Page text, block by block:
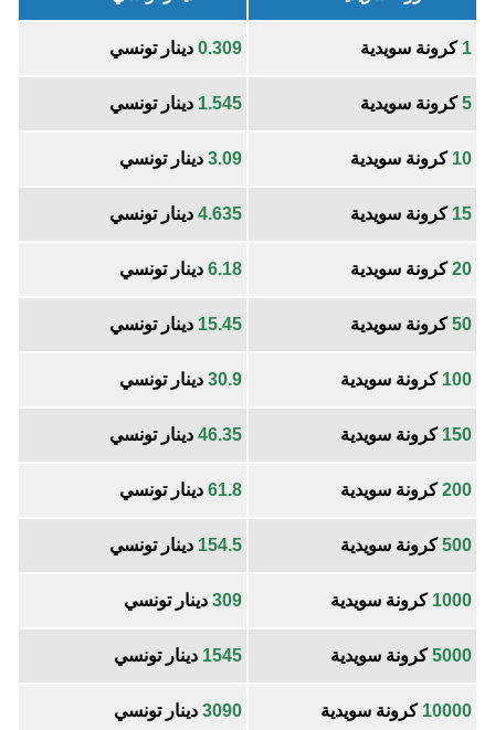
1 كرونة سويدية 0.309 دينار تونسي
5كرونة سويدية 1.545 دينار تونسي
10 كرونة سويدية 3.09 دينار تونسي
15 كرونة سويدية 4.635 دينار تونسي
20كرونة سويدية 6.18 دينار تونسي
50كرونة سويدية 15.45 دينار تونسي
100 كرونة سويدية 30.9 دينار تونسي
150 كرونة سويدية 46.35 دينار تونسي
200كرونة سويدية 61.8 دينار تونسي
500كرونة سويدية 154.5 دينار تونسي
1000 كرونة سويدية 309 دينار تونسي
5000كرونة سويدية 1545 دينار تونسي
10000 كرونة سويدية 3090 دينار تونسي